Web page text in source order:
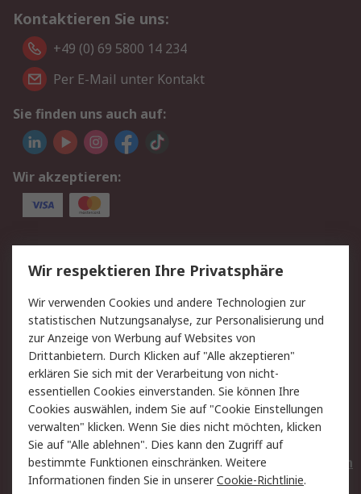
Kontaktieren Sie uns:
+49 (0) 69 5800 14 234
Per E-Mail unter Kontakt
Sie finden uns auch auf:
Wir akzeptieren:
Service
Value Added Services
Lieferlösungen
Rücksendungen
Kontakt
Hilfe
Privatkunden
Rechtliches
AGB
Datenschutz
Cookie-Richtlinie
Zahlungsbedingungen
Copyright/Impressum
Entsorgung
Elektrogeräte/Batterien
Wir respektieren Ihre Privatsphäre
Wir verwenden Cookies und andere Technologien zur
statistischen Nutzungsanalyse, zur Personalisierung und
zur Anzeige von Werbung auf Websites von
Drittanbietern. Durch Klicken auf "Alle akzeptieren"
erklären Sie sich mit der Verarbeitung von nicht-
essentiellen Cookies einverstanden. Sie können Ihre
Cookies auswählen, indem Sie auf "Cookie Einstellungen
verwalten" klicken. Wenn Sie dies nicht möchten, klicken
Sie auf "Alle ablehnen". Dies kann den Zugriff auf
bestimmte Funktionen einschränken. Weitere
Informationen finden Sie in unsererCookie-Richtlinie.